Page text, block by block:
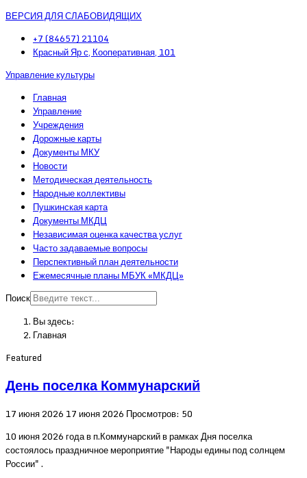
ВЕРСИЯ ДЛЯ СЛАБОВИДЯЩИХ
+7 (84657) 21104
Красный Яр с, Кооперативная, 101
Управление культуры
Главная
Управление
Учреждения
Дорожные карты
Документы МКУ
Новости
Методическая деятельность
Народные коллективы
Пушкинская карта
Документы МКДЦ
Независимая оценка качества услуг
Часто задаваемые вопросы
Перспективный план деятельности
Ежемесячные планы МБУК «МКДЦ»
Поиск
Вы здесь:
Главная
Featured
День поселка Коммунарский
17 июня 2026 17 июня 2026 Просмотров: 50
10 июня 2026 года в п.Коммунарский в рамках Дня поселка
состоялось праздничное мероприятие "Народы едины под солнцем
России" .